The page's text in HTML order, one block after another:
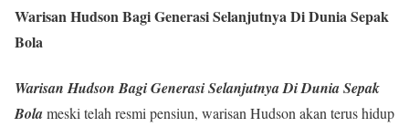
Warisan Hudson Bagi Generasi Selanjutnya Di Dunia Sepak
Bola
Warisan Hudson Bagi Generasi Selanjutnya Di Dunia Sepak
Bolameski telah resmi pensiun, warisan Hudson akan terus hidup